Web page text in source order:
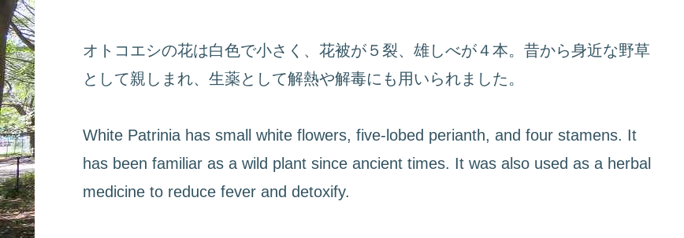
オトコエシの花は白色で小さく、花被が５裂、雄しべが４本。昔から身近な野草
として親しまれ、生薬として解熱や解毒にも用いられました。
White Patrinia has small white flowers, five-lobed perianth, and four stamens. It
has been familiar as a wild plant since ancient times. It was also used as a herbal
medicine to reduce fever and detoxify.